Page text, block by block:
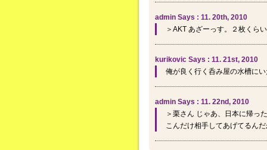
admin Says : 11. 20th, 2010
＞AKT あざーっす。２枚くら
kurikovic Says : 11. 21st, 2010
俺が良く行く呑み屋の水槽に
admin Says : 11. 22nd, 2010
＞栗さん じゃあ、日本に帰っ
こんだけ相手してあげてるん